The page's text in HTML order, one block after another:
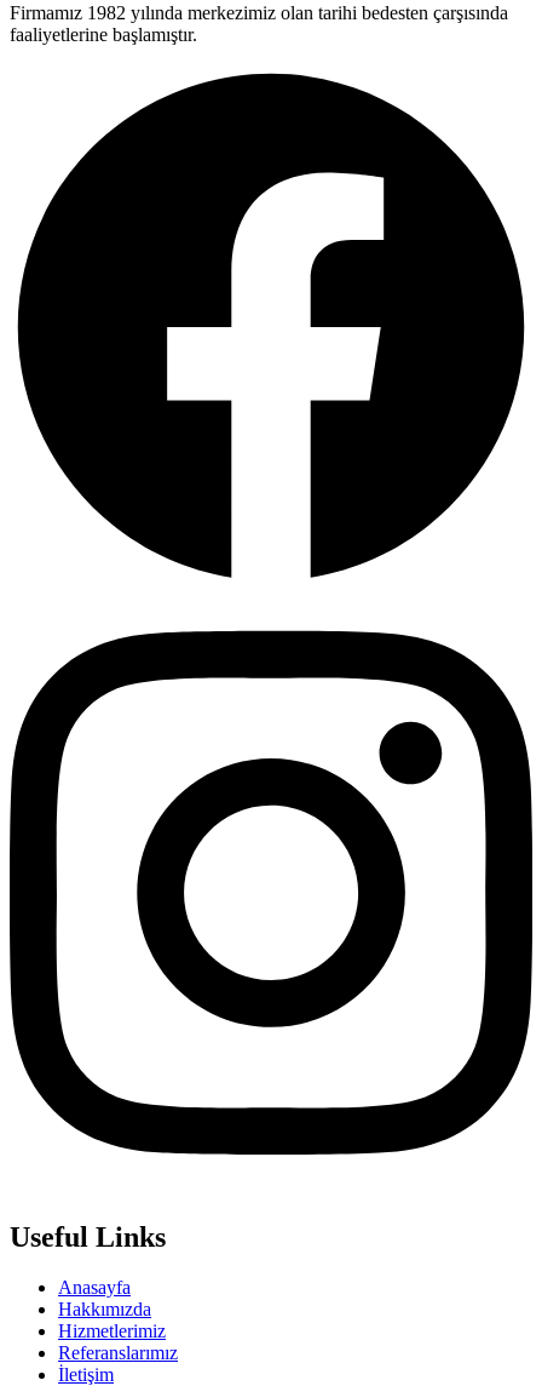
Firmamız 1982 yılında merkezimiz olan tarihi bedesten çarşısında
faaliyetlerine başlamıştır.
Useful Links
Anasayfa
Hakkımızda
Hizmetlerimiz
Referanslarımız
İletişim